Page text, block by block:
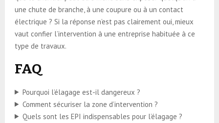
une chute de branche, à une coupure ou à un contact
électrique ? Si la réponse n’est pas clairement oui, mieux
vaut confier l’intervention à une entreprise habituée à ce
type de travaux.
FAQ
Pourquoi l’élagage est-il dangereux ?
Comment sécuriser la zone d’intervention ?
Quels sont les EPI indispensables pour l’élagage ?